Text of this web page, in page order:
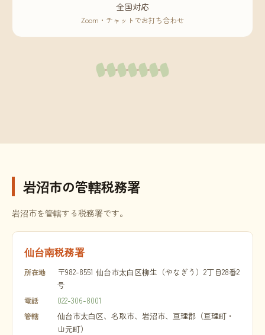
全国対応
Zoom・チャットでお打ち合わせ
岩沼市の管轄税務署
岩沼市を管轄する税務署です。
仙台南税務署
所在地
〒982-8551 仙台市太白区柳生（やなぎう）2丁目28番2
号
電話 022-306-8001
管轄
仙台市太白区、名取市、岩沼市、亘理郡（亘理町・
山元町）